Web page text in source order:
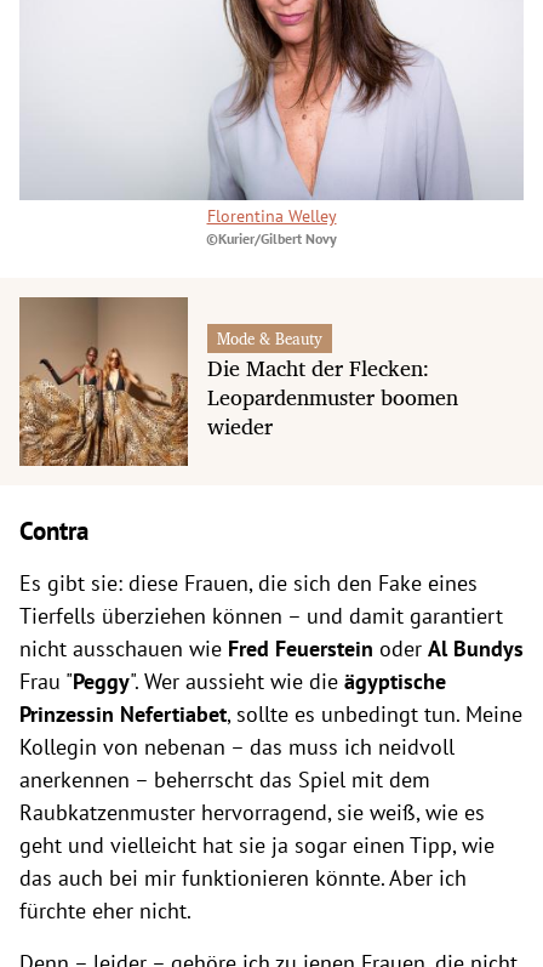
Florentina Welley
©Kurier/Gilbert Novy
Mode & Beauty
Die Macht der Flecken:
Leopardenmuster boomen
wieder
Contra
Es gibt sie: diese Frauen, die sich den Fake eines
Tierfells überziehen können – und damit garantiert
nicht ausschauen wie Fred Feuerstein oder Al Bundys
Frau "Peggy". Wer aussieht wie die ägyptische
Prinzessin Nefertiabet, sollte es unbedingt tun. Meine
Kollegin von nebenan – das muss ich neidvoll
anerkennen – beherrscht das Spiel mit dem
Raubkatzenmuster hervorragend, sie weiß, wie es
geht und vielleicht hat sie ja sogar einen Tipp, wie
das auch bei mir funktionieren könnte. Aber ich
fürchte eher nicht.